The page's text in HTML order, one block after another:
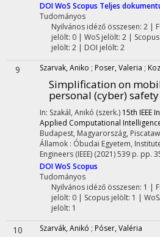
DOIWoS Scopus Teljes
Tudományos
Nyilvános idéző összesen: 2|
jelölt: 0 | WoS jelölt: 2 |
jelölt: 2 | DOI jelölt: 2
9 Szarvak, Aniko ; Poser, Valeria ;
Simplification on
personal (cyber) safety
In: Szakál, Anikó (szerk.) 15th IEEE
Applied Computational
Budapest, Magyarország,
Államok : Óbudai Egyetem,
Engineers (IEEE) (2021)539 p. pp.
DOIWoS Scopus
Tudományos
Nyilvános idéző összesen: 1 |
jelölt: 0 | Scopus jelölt: 1 |
jelölt: 1
10 Szarvák, Anikó ; Póser, Valéria